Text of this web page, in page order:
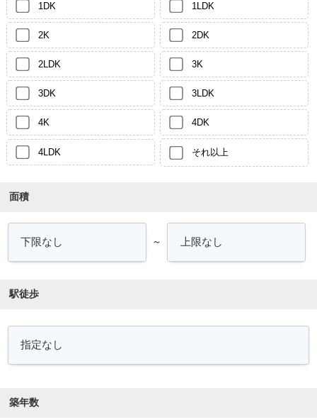
1DK 1LDK
2K 2DK
2LDK 3K
3DK 3LDK
4K 4DK
4LDK それ以上
面積
～
駅徒歩
築年数